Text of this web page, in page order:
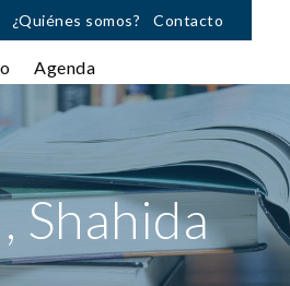
¿Quiénes somos? Contacto
Agenda
Shahida